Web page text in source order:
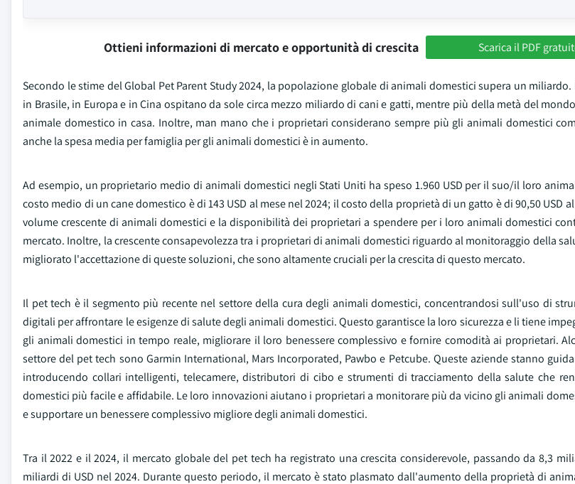
Ottieni informazioni di mercato e opportunità di crescita Scarica il PDF
Secondo le stime del Global Pet Parent Study 2024, la popolazione globale di animali domestici supera un
in Brasile, in Europa e in Cina ospitano da sole circa mezzo miliardo di cani e gatti, mentre più della metà del
animale domestico in casa. Inoltre, man mano che i proprietari considerano sempre più gli animali domestici
anche la spesa media per famiglia per gli animali domestici è in aumento.
Ad esempio, un proprietario medio di animali domestici negli Stati Uniti ha speso 1.960 USD per il suo/il loro
costo medio di un cane domestico è di 143 USD al mese nel 2024; il costo della proprietà di un gatto è di 90,50 USD
volume crescente di animali domestici e la disponibilità dei proprietari a spendere per i loro animali domestici
mercato. Inoltre, la crescente consapevolezza tra i proprietari di animali domestici riguardo al monitoraggio della
migliorato l'accettazione di queste soluzioni, che sono altamente cruciali per la crescita di questo mercato.
Il pet tech è il segmento più recente nel settore della cura degli animali domestici, concentrandosi sull'uso di
digitali per affrontare le esigenze di salute degli animali domestici. Questo garantisce la loro sicurezza e li tiene
gli animali domestici in tempo reale, migliorare il loro benessere complessivo e fornire comodità ai proprietari.
settore del pet tech sono Garmin International, Mars Incorporated, Pawbo e Petcube. Queste aziende stanno
introducendo collari intelligenti, telecamere, distributori di cibo e strumenti di tracciamento della salute che
domestici più facile e affidabile. Le loro innovazioni aiutano i proprietari a monitorare più da vicino gli animali
e supportare un benessere complessivo migliore degli animali domestici.
Tra il 2022 e il 2024, il mercato globale del pet tech ha registrato una crescita considerevole, passando da 8,3
miliardi di USD nel 2024. Durante questo periodo, il mercato è stato plasmato dall'aumento della proprietà di